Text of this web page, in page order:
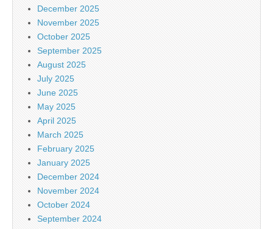
December 2025
November 2025
October 2025
September 2025
August 2025
July 2025
June 2025
May 2025
April 2025
March 2025
February 2025
January 2025
December 2024
November 2024
October 2024
September 2024